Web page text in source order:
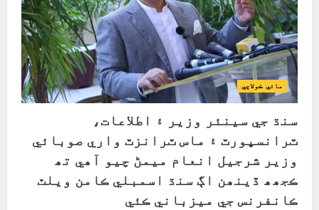
مائي ڪولاچي
سنڌ جي سينئر وزير ۽ اطلاعات،
ٽرانسپورٽ ۽ ماس ٽرانزٽ واري صوبائي
وزير شرجيل انعام ميمڻ چيو آھي تھ
ڪجھھ ڏينھن اڳ سنڌ اسمبلي ڪامن ويلٿ
ڪانفرنس جي ميزباني ڪئي